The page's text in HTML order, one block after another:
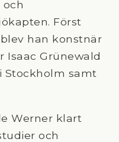
Först
han konstnär
Isaac Grünewald
Stockholm samt
Werner klart
och